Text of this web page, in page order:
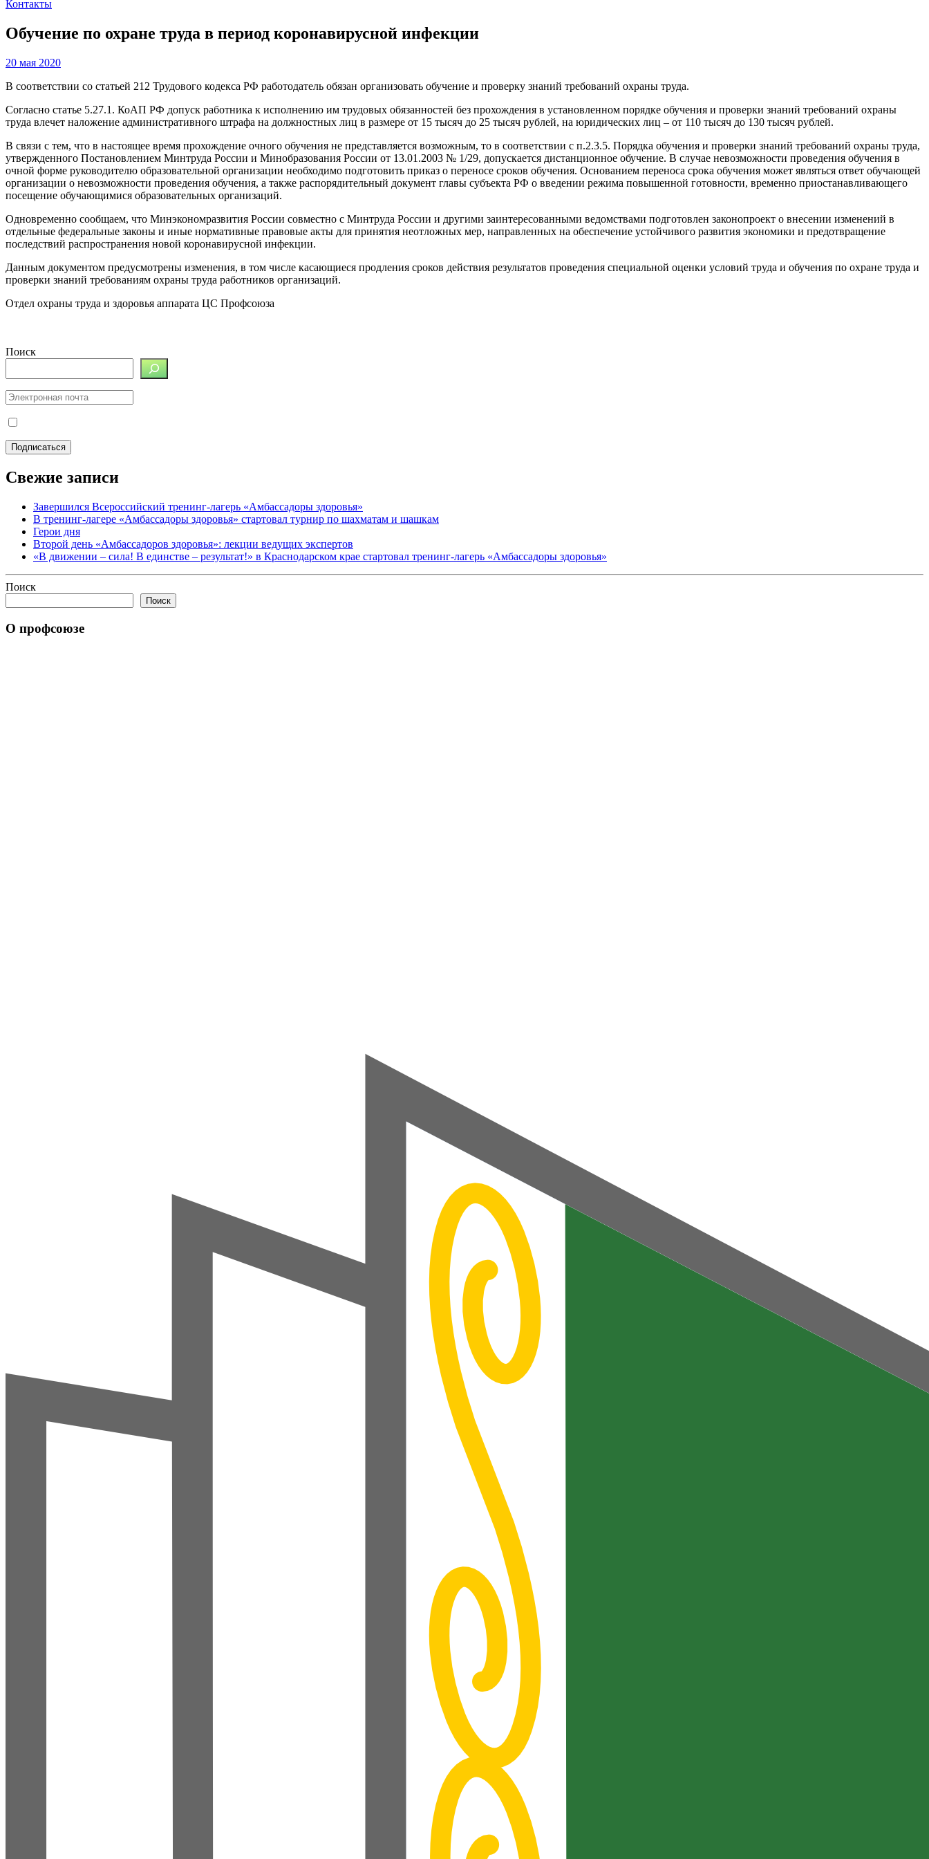
Контакты
Обучение по охране труда в период коронавирусной инфекции
20 мая 2020
В соответствии со статьей 212 Трудового кодекса РФ работодатель обязан организовать обучение и проверку знаний требований охраны труда.
Согласно статье 5.27.1. КоАП РФ допуск работника к исполнению им трудовых обязанностей без прохождения в установленном порядке обучения и проверки знаний требований охраны
труда влечет наложение административного штрафа на должностных лиц в размере от 15 тысяч до 25 тысяч рублей, на юридических лиц – от 110 тысяч до 130 тысяч рублей.
В связи с тем, что в настоящее время прохождение очного обучения не представляется возможным, то в соответствии с п.2.3.5. Порядка обучения и проверки знаний требований охраны труда,
утвержденного Постановлением Минтруда России и Минобразования России от 13.01.2003 № 1/29, допускается дистанционное обучение. В случае невозможности проведения обучения в
очной форме руководителю образовательной организации необходимо подготовить приказ о переносе сроков обучения. Основанием переноса срока обучения может являться ответ обучающей
организации о невозможности проведения обучения, а также распорядительный документ главы субъекта РФ о введении режима повышенной готовности, временно приостанавливающего
посещение обучающимися образовательных организаций.
Одновременно сообщаем, что Минэкономразвития России совместно с Минтруда России и другими заинтересованными ведомствами подготовлен законопроект о внесении изменений в
отдельные федеральные законы и иные нормативные правовые акты для принятия неотложных мер, направленных на обеспечение устойчивого развития экономики и предотвращение
последствий распространения новой коронавирусной инфекции.
Данным документом предусмотрены изменения, в том числе касающиеся продления сроков действия результатов проведения специальной оценки условий труда и обучения по охране труда и
проверки знаний требованиям охраны труда работников организаций.
Отдел охраны труда и здоровья аппарата ЦС Профсоюза
Поиск
Свежие записи
Завершился Всероссийский тренинг-лагерь «Амбассадоры здоровья»
В тренинг-лагере «Амбассадоры здоровья» стартовал турнир по шахматам и шашкам
Герои дня
Второй день «Амбассадоров здоровья»: лекции ведущих экспертов
«В движении – сила! В единстве – результат!» в Краснодарском крае стартовал тренинг-лагерь «Амбассадоры здоровья»
Поиск
Поиск
О профсоюзе